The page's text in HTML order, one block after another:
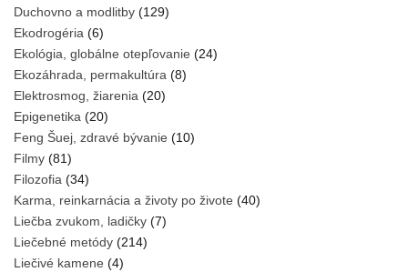
Duchovno a modlitby (129)
Ekodrogéria (6)
Ekológia, globálne otepľovanie (24)
Ekozáhrada, permakultúra (8)
Elektrosmog, žiarenia (20)
Epigenetika (20)
Feng Šuej, zdravé bývanie (10)
Filmy (81)
Filozofia (34)
Karma, reinkarnácia a životy po živote (40)
Liečba zvukom, ladičky (7)
Liečebné metódy (214)
Liečivé kamene (4)